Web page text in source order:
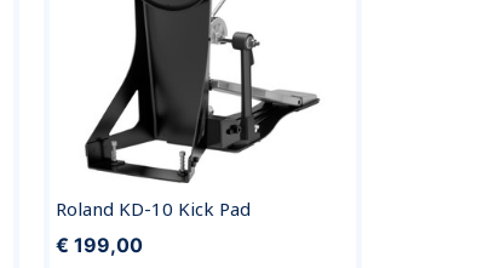
Roland KD-10 Kick Pad
€ 199,00